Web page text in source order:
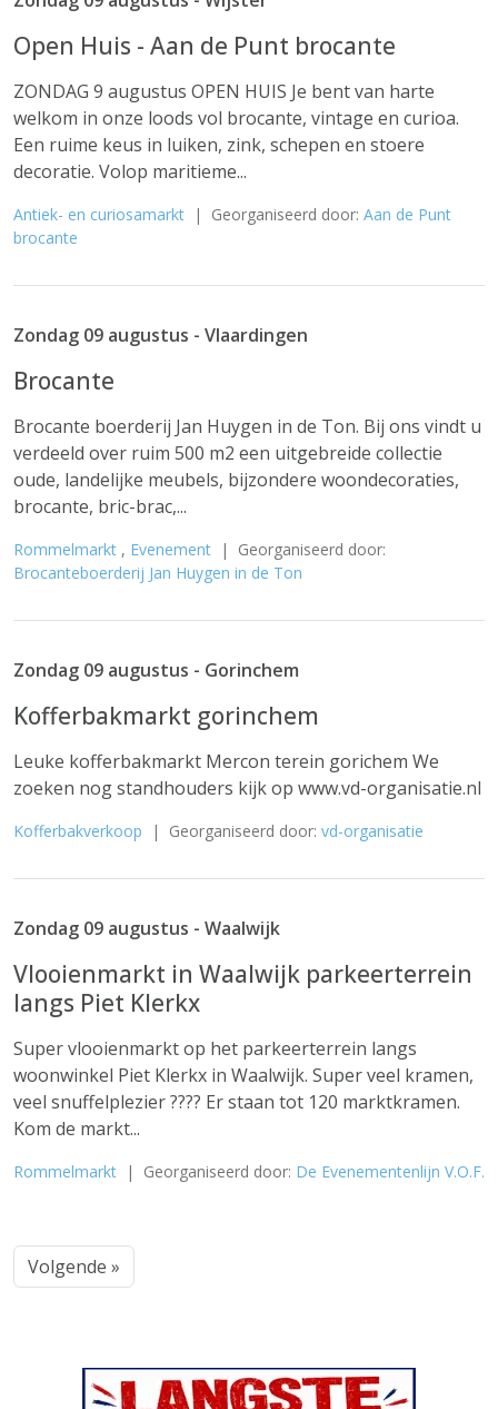
Open Huis - Aan de Punt brocante
ZONDAG 9 augustus OPEN HUIS Je bent van harte
welkom in onze loods vol brocante, vintage en curioa.
Een ruime keus in luiken, zink, schepen en stoere
decoratie. Volop maritieme...
Antiek- en curiosamarkt | Georganiseerd door: Aan de Punt
brocante
Zondag 09 augustus - Vlaardingen
Brocante
Brocante boerderij Jan Huygen in de Ton. Bij ons vindt u
verdeeld over ruim 500 m2 een uitgebreide collectie
oude, landelijke meubels, bijzondere woondecoraties,
brocante, bric-brac,...
Rommelmarkt , Evenement | Georganiseerd door:
Brocanteboerderij Jan Huygen in de Ton
Zondag 09 augustus - Gorinchem
Kofferbakmarkt gorinchem
Leuke kofferbakmarkt Mercon terein gorichem We
zoeken nog standhouders kijk op www.vd-organisatie.nl
Kofferbakverkoop | Georganiseerd door: vd-organisatie
Zondag 09 augustus - Waalwijk
Vlooienmarkt in Waalwijk parkeerterrein
langs Piet Klerkx
Super vlooienmarkt op het parkeerterrein langs
woonwinkel Piet Klerkx in Waalwijk. Super veel kramen,
veel snuffelplezier ???? Er staan tot 120 marktkramen.
Kom de markt...
Rommelmarkt | Georganiseerd door: De Evenementenlijn V.O.F.
Volgende »